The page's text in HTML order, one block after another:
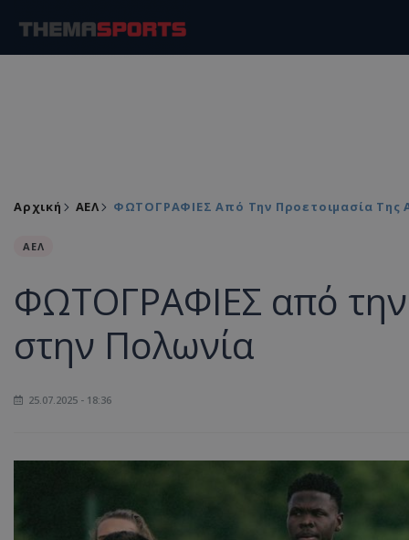
Αρχική ΑΕΛ ΦΩΤΟΓΡΑΦΙΕΣ Από Την Προετοιμασία Της
ΑΕΛ
ΦΩΤΟΓΡΑΦΙΕΣ από την
στην Πολωνία
25.07.2025 - 18:36